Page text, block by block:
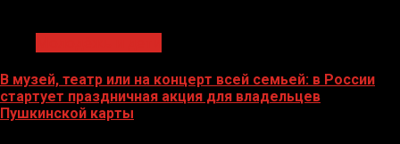
В музей, театр или на концерт всей семьей: в России
стартует праздничная акция для владельцев
Пушкинской карты